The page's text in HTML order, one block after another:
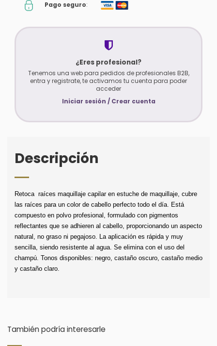
Pago seguro:
¿Eres profesional?
Tenemos una web para pedidos de profesionales B2B,
entra y registrate, te activamos tu cuenta para poder
acceder
Iniciar sesión / Crear cuenta
Descripción
Retoca  raíces maquillaje capilar en estuche de maquillaje, cubre
las raíces para un color de cabello perfecto todo el día. Está
compuesto en polvo profesional, formulado con pigmentos
reflectantes que se adhieren al cabello, proporcionando un aspecto
natural, no graso ni pegajoso. La aplicación es rápida y muy
sencilla, siendo resistente al agua. Se elimina con el uso del
champú. Tonos disponibles: negro, castaño oscuro, castaño medio
y castaño claro.
También podría interesarle